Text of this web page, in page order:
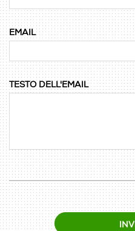
EMAIL
TESTO DELL'EMAIL